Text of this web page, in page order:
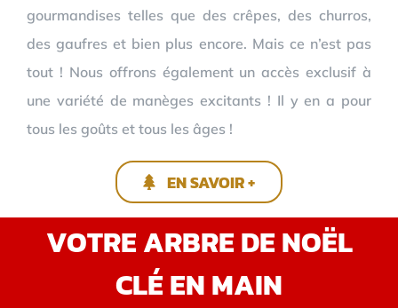
gourmandises telles que des crêpes, des churros,
des gaufres et bien plus encore. Mais ce n’est pas
tout ! Nous offrons également un accès exclusif à
une variété de manèges excitants ! Il y en a pour
tous les goûts et tous les âges !
EN SAVOIR +
VOTRE ARBRE DE NOËL
CLÉ EN MAIN